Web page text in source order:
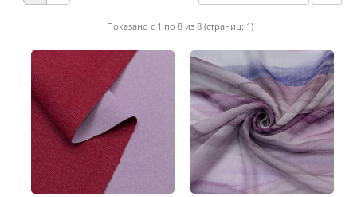
Показано с 1 по 8 из 8 (страниц: 1)